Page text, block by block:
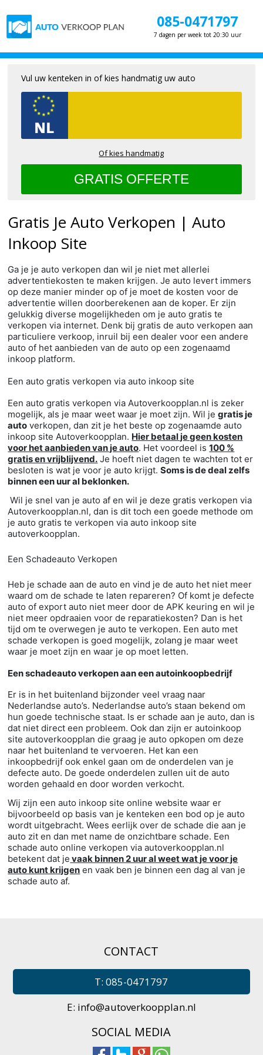
085-0471797
7 dagen per week tot 20:30 uur
Gratis Je Auto Verkopen | Auto
Inkoop Site
Ga je je auto verkopen dan wil je niet met allerlei
advertentiekosten te maken krijgen. Je auto levert immers
op deze manier minder op of je moet de kosten voor de
advertentie willen doorberekenen aan de koper. Er zijn
gelukkig diverse mogelijkheden om je auto gratis te
verkopen via internet. Denk bij gratis de auto verkopen aan
particuliere verkoop, inruil bij een dealer voor een andere
auto of het aanbieden van de auto op een zogenaamd
inkoop platform.
Een auto gratis verkopen via auto inkoop site
Een auto gratis verkopen via Autoverkoopplan.nl is zeker
mogelijk, als je maar weet waar je moet zijn. Wil jegratis je
auto verkopen, dan zit je het beste op zogenaamde auto
inkoop site Autoverkoopplan. Hier betaal je geen kosten
voor het aanbieden van je auto. Het voordeel is100 %
gratis en vrijblijvend. Je hoeft niet dagen te wachten tot er
besloten is wat je voor je auto krijgt.Soms is de deal zelfs
binnen een uur al beklonken.
Wil je snel van je auto af en wil je deze gratis verkopen via
Autoverkoopplan.nl, dan is dit toch een goede methode om
je auto gratis te verkopen via auto inkoop site
autoverkoopplan.
Een Schadeauto Verkopen
Heb je schade aan de auto en vind je de auto het niet meer
waard om de schade te laten repareren? Of komt je defecte
auto of export auto niet meer door de APK keuring en wil je
niet meer opdraaien voor de reparatiekosten? Dan is het
tijd om te overwegen je auto te verkopen. Een auto met
schade verkopen is goed mogelijk, zolang je maar weet
waar je moet zijn en waar je op moet letten.
Een schadeauto verkopen aan een autoinkoopbedrijf
Er is in het buitenland bijzonder veel vraag naar
Nederlandse auto’s. Nederlandse auto’s staan bekend om
hun goede technische staat. Is er schade aan je auto, dan is
dat niet direct een probleem. Ook dan zijn er autoinkoop
site autoverkoopplan die graag je auto opkopen om deze
naar het buitenland te vervoeren. Het kan een
inkoopbedrijf ook enkel gaan om de onderdelen van je
defecte auto. De goede onderdelen zullen uit de auto
worden gehaald en door worden verkocht.
Wij zijn een auto inkoop site online website waar er
bijvoorbeeld op basis van je kenteken een bod op je auto
wordt uitgebracht. Wees eerlijk over de schade die aan je
auto zit en dan met name de onzichtbare schade. Een
schade auto online verkopen via autoverkoopplan.nl
betekent dat je vaak binnen 2 uur al weet wat je voor je
auto kunt krijgen en vaak ben je binnen een dag al van je
schade auto af.
Vul uw kenteken in of kies handmatig uw auto
Of kies handmatig
CONTACT
T: 085-0471797
E: info@autoverkoopplan.nl
SOCIAL MEDIA